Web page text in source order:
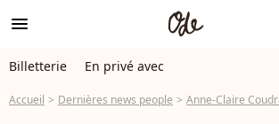
menu
Billetterie En privé avec
Accueil Dernières news people Anne-Claire